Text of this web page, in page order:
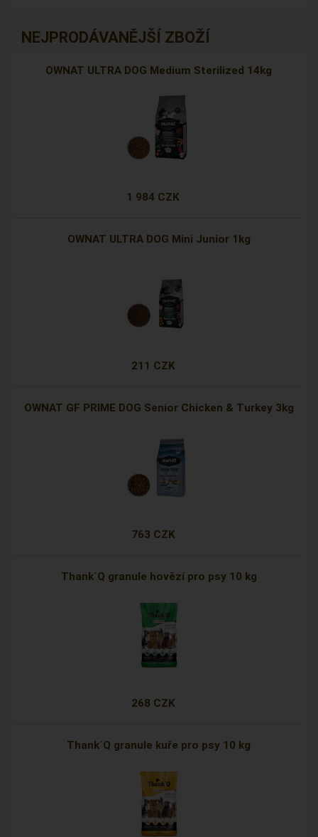
NEJPRODÁVANĚJŠÍ ZBOŽÍ
OWNAT ULTRA DOG Medium Sterilized 14kg
1 984 CZK
OWNAT ULTRA DOG Mini Junior 1kg
211 CZK
OWNAT GF PRIME DOG Senior Chicken & Turkey 3kg
763 CZK
Thank´Q granule hovězí pro psy 10 kg
268 CZK
Thank´Q granule kuře pro psy 10 kg